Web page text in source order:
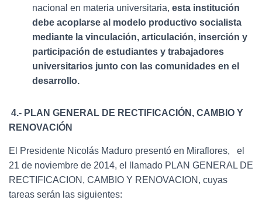
nacional en materia universitaria, esta institución
debe acoplarse al modelo productivo socialista
mediante la vinculación, articulación, inserción y
participación de estudiantes y trabajadores
universitarios junto con las comunidades en el
desarrollo.
4.- PLAN GENERAL DE RECTIFICACIÓN, CAMBIO Y
RENOVACIÓN
El Presidente Nicolás Maduro presentó en Miraflores, el
21 de noviembre de 2014, el llamado PLAN GENERAL DE
RECTIFICACION, CAMBIO Y RENOVACION, cuyas
tareas serán las siguientes: